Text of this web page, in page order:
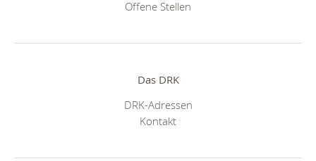
Offene Stellen
Das DRK
DRK-Adressen
Kontakt